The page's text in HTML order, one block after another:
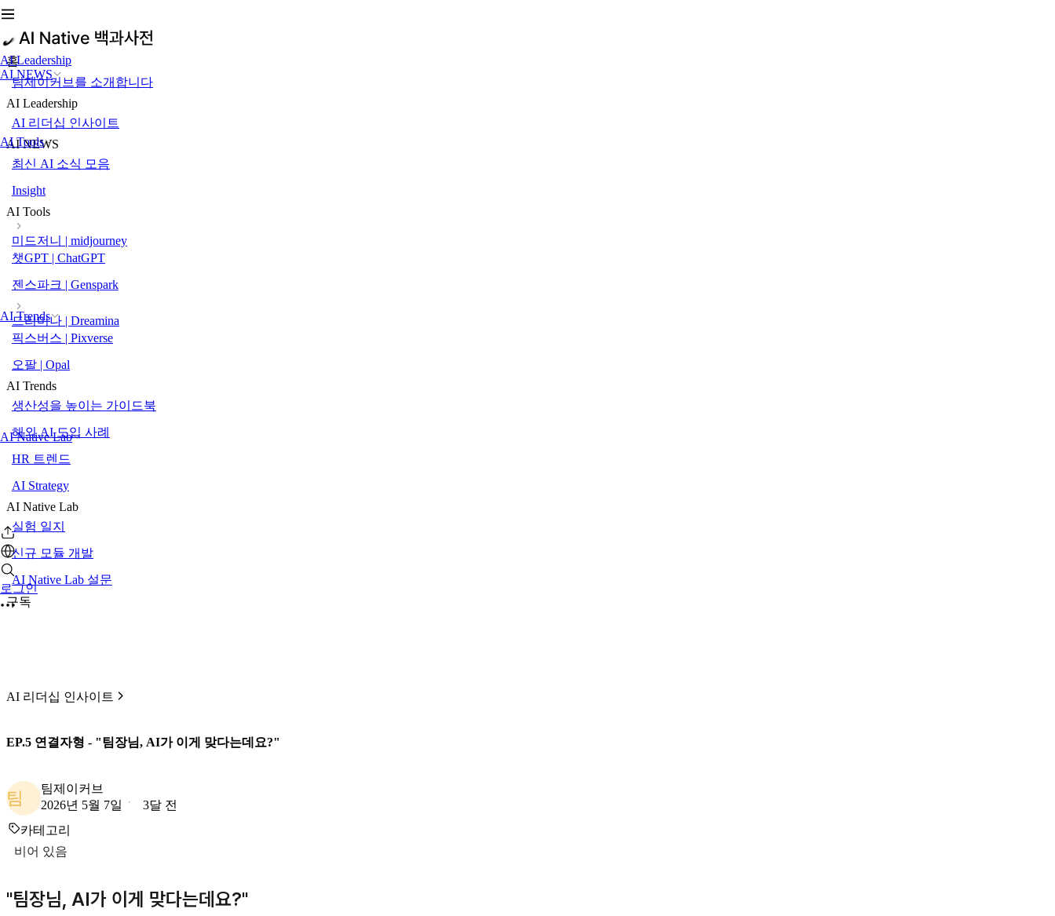
AI Leadership
AI NEWS
AI Tools
AI Trends
AI Native Lab
로그인
홈
팀제이커브를 소개합니다
AI Leadership
AI 리더십 인사이트
AI NEWS
최신 AI 소식 모음
Insight
AI Tools
미드저니 | midjourney
챗GPT | ChatGPT
젠스파크 | Genspark
드리미나 | Dreamina
픽스버스 | Pixverse
오팔 | Opal
AI Trends
생산성을 높이는 가이드북
해외 AI 도입 사례
HR 트렌드
AI Strategy
AI Native Lab
실험 일지
신규 모듈 개발
AI Native Lab 설문
구독
AI 리더십 인사이트
EP.5 연결자형 - "팀장님, AI가 이게 맞다는데요?"
팀
팀제이커브
2026년 5월 7일
3달 전
카테고리
비어 있음
"팀장님, AI가 이게 맞다는데요?"